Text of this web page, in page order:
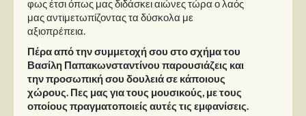
φως έτσι όπως μας διδάσκει αιώνες τώρα ο λαός
μας αντιμετωπίζοντας τα δύσκολα με
αξιοπρέπεια.
Πέρα από την συμμετοχή σου στο σχήμα του
Βασίλη Παπακωνσταντίνου παρουσιάζεις και
την προσωπική σου δουλειά σε κάποιους
χώρους. Πες μας για τους μουσικούς, με τους
οποίους πραγματοποιείς αυτές τις εμφανίσεις.